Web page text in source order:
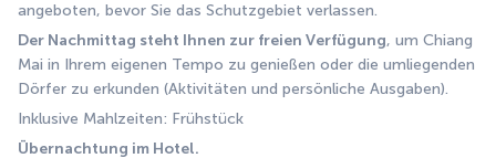
angeboten, bevor Sie das Schutzgebiet verlassen.
Der Nachmittag steht Ihnen zur freien Verfügung, um Chiang
Mai in Ihrem eigenen Tempo zu genießen oder die umliegenden
Dörfer zu erkunden (Aktivitäten und persönliche Ausgaben).
Inklusive Mahlzeiten: Frühstück
Übernachtung im Hotel.